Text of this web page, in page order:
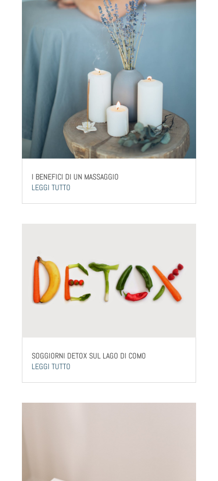
I BENEFICI DI UN MASSAGGIO
LEGGI TUTTO
SOGGIORNI DETOX SUL LAGO DI COMO
LEGGI TUTTO